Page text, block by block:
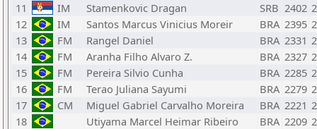
11
IM Stamenkovic Dragan SRB 2402
12
IM Santos Marcus Vinicius Moreir BRA 2395
13
FM Rangel Daniel BRA 2331
14
FM Aranha Filho Alvaro Z. BRA 2327
15
FM Pereira Silvio Cunha BRA 2285
16
FM Terao Juliana Sayumi BRA 2279
17
CM Miguel Gabriel Carvalho Moreira BRA 2221
18
Utiyama Marcel Heimar Ribeiro BRA 2209